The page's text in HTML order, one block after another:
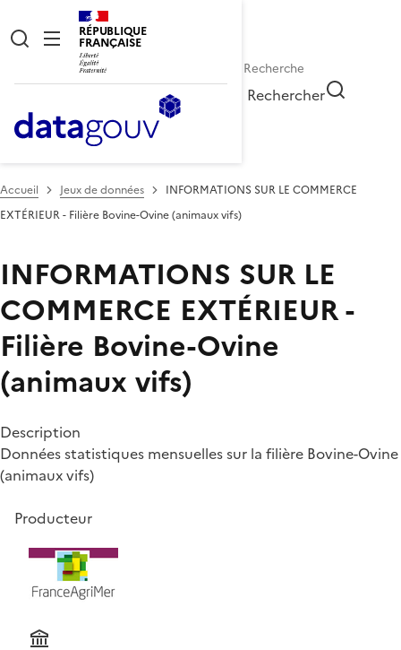
RÉPUBLIQUE
FRANÇAISE
Rechercher
Accueil Jeux de données
INFORMATIONS SUR LE COMMERCE
EXTÉRIEUR - Filière Bovine-Ovine (animaux vifs)
INFORMATIONS SUR LE
COMMERCE EXTÉRIEUR -
Filière Bovine-Ovine
(animaux vifs)
Description
Données statistiques mensuelles sur la filière Bovine-Ovine
(animaux vifs)
Producteur